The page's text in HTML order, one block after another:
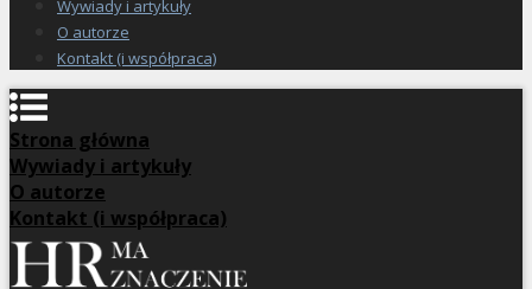
Wywiady i artykuły
O autorze
Kontakt (i współpraca)
Strona główna
Wywiady i artykuły
O autorze
Kontakt (i współpraca)